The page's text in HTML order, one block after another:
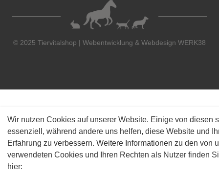
© 2025 Tiervitalshop | Webentwicklung & Webdesign WERK38
Wir nutzen Cookies auf unserer Website. Einige von diesen
essenziell, während andere uns helfen, diese Website und
Erfahrung zu verbessern. Weitere Informationen zu den von
verwendeten Cookies und Ihren Rechten als Nutzer finden
hier: